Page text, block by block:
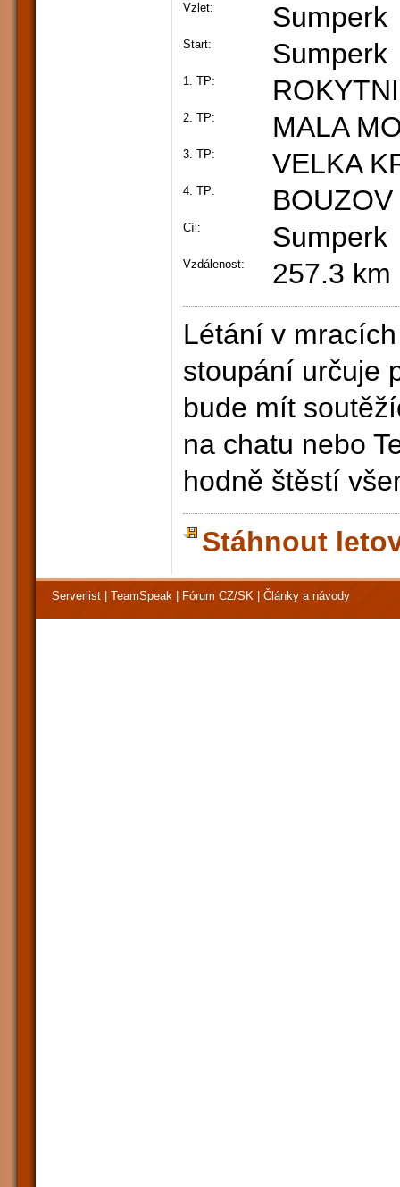
Vzlet: Sumperk
Start: Sumperk
1. TP:
2. TP: MALA
3. TP: VELKA
4. TP:
Cíl: Sumperk
Vzdálenost:
257.3 km
Létání v
stoupání určuje
bude mít
na chatu nebo
hodně štěstí
Stáhnout
Serverlist TeamSpeak Fórum CZ/SK Články a návody